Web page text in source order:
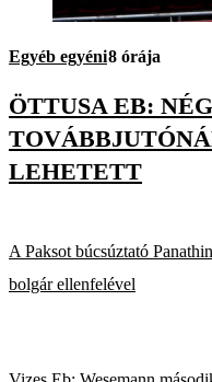
Egyéb egyéni8 órája
ÖTTUSA EB:
LEHETETT
A Paksot búcsúztató
bolgár ellenfelével